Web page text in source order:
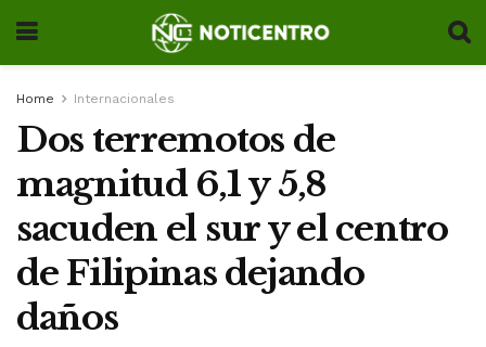
Home Internacionales
Dos terremotos de
magnitud 6,1 y 5,8
sacuden el sur y el centro
de Filipinas dejando
daños